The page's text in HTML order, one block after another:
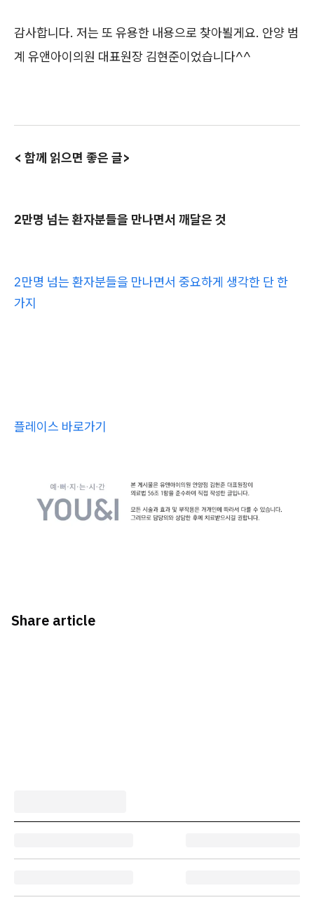
감사합니다. 저는 또 유용한 내용으로 찾아뵐게요. 안양 범
계 유앤아이의원 대표원장 김현준이었습니다^^
< 함께 읽으면 좋은 글>
2만명 넘는 환자분들을 만나면서 깨달은 것
2만명 넘는 환자분들을 만나면서 중요하게 생각한 단 한
가지
플레이스 바로가기
Share article